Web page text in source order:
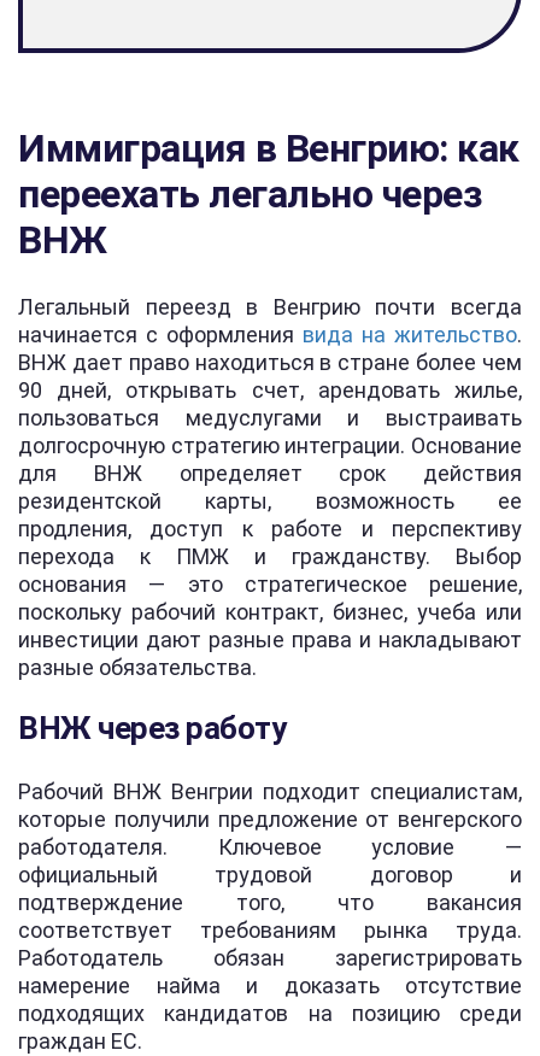
Иммиграция в Венгрию: как
переехать легально через
ВНЖ
Легальный переезд в Венгрию почти всегда
начинается с оформления вида на жительство.
ВНЖ дает право находиться в стране более чем
90 дней, открывать счет, арендовать жилье,
пользоваться медуслугами и выстраивать
долгосрочную стратегию интеграции. Основание
для ВНЖ определяет срок действия
резидентской карты, возможность ее
продления, доступ к работе и перспективу
перехода к ПМЖ и гражданству. Выбор
основания — это стратегическое решение,
поскольку рабочий контракт, бизнес, учеба или
инвестиции дают разные права и накладывают
разные обязательства.
ВНЖ через работу
Рабочий ВНЖ Венгрии подходит специалистам,
которые получили предложение от венгерского
работодателя. Ключевое условие —
официальный трудовой договор и
подтверждение того, что вакансия
соответствует требованиям рынка труда.
Работодатель обязан зарегистрировать
намерение найма и доказать отсутствие
подходящих кандидатов на позицию среди
граждан ЕС.